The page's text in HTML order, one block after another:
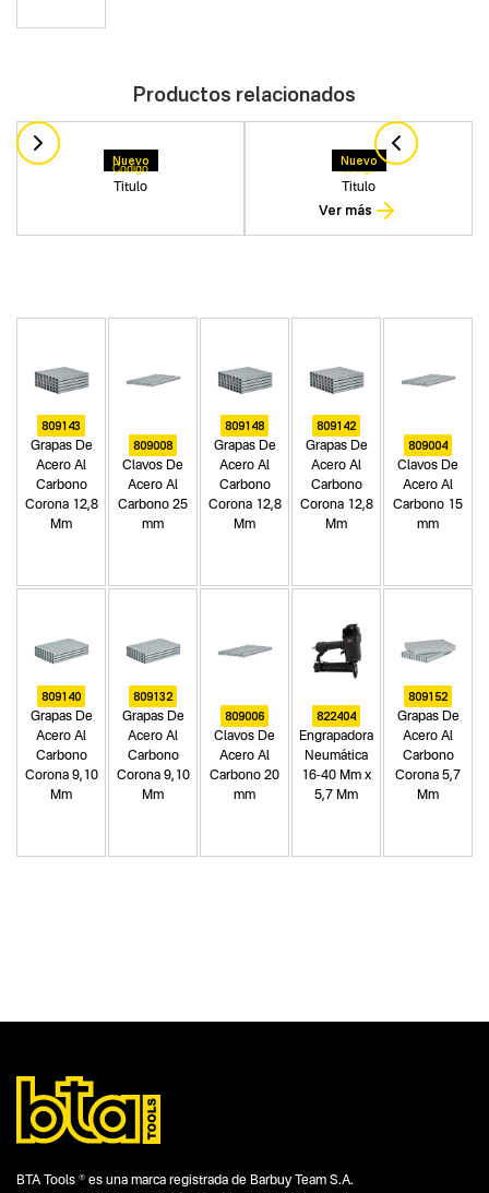
Productos relacionados
Nuevo
Titulo
Codigo
Nuevo
Titulo
Codigo
Ver más
809143
Grapas De
Acero Al
Carbono
Corona 12,8
Mm
809008
Clavos De
Acero Al
Carbono 25
mm
809148
Grapas De
Acero Al
Carbono
Corona 12,8
Mm
809142
Grapas De
Acero Al
Carbono
Corona 12,8
Mm
809004
Clavos De
Acero Al
Carbono 15
mm
809140
Grapas De
Acero Al
Carbono
Corona 9,10
Mm
809132
Grapas De
Acero Al
Carbono
Corona 9,10
Mm
809006
Clavos De
Acero Al
Carbono 20
mm
822404
Engrapadora
Neumática
16-40 Mm x
5,7 Mm
809152
Grapas De
Acero Al
Carbono
Corona 5,7
Mm
Segmentos - pendiente
Carpintería
Construcción
Capacidad
No items found.
BTA Tools ® es una marca registrada de Barbuy Team S.A.